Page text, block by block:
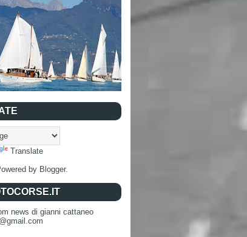
Translate
by Blogger.
news di gianni cattaneo